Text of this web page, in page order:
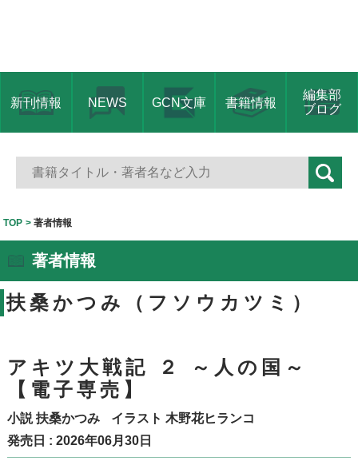
新刊情報 NEWS GCN文庫 書籍情報
編集部
ブログ
TOP 著者情報
著者情報
扶桑かつみ（フソウカツミ）
アキツ大戦記 ２ ～人の国～
【電子専売】
小説扶桑かつみ イラスト 木野花ヒランコ
発売日 : 2026年06月30日